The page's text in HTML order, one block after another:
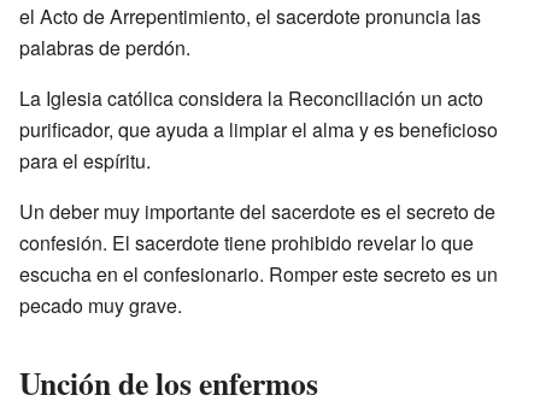
el Acto de Arrepentimiento, el sacerdote pronuncia las
palabras de perdón.
La Iglesia católica considera la Reconciliación un acto
purificador, que ayuda a limpiar el alma y es beneficioso
para el espíritu.
Un deber muy importante del sacerdote es el secreto de
confesión. El sacerdote tiene prohibido revelar lo que
escucha en el confesionario. Romper este secreto es un
pecado muy grave.
Unción de los enfermos